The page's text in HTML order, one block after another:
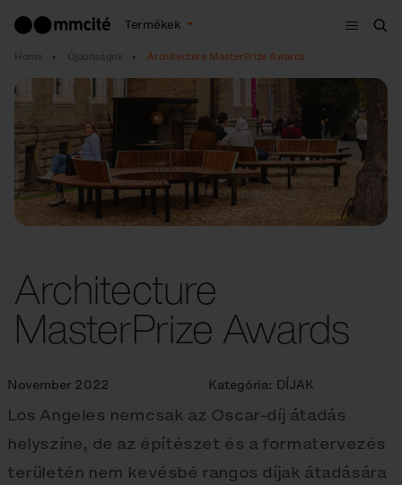
Termékek
Menü
Home Újdonságok Architecture MasterPrize Awards
Architecture
MasterPrize Awards
November 2022 Kategória: DÍJAK
Los Angeles nemcsak az Oscar-díj átadás
helyszíne, de az építészet és a formatervezés
területén nem kevésbé rangos díjak átadására